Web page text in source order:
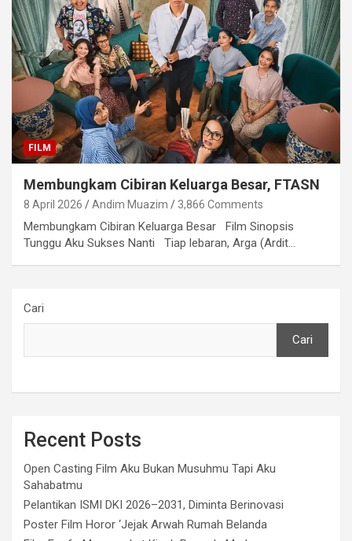
FILM
Membungkam Cibiran Keluarga Besar, FTASN
8 April 2026 Andim Muazim 3,866 Comments
Membungkam Cibiran Keluarga Besar Film Sinopsis
Tunggu Aku Sukses Nanti Tiap lebaran, Arga (Ardit…
Cari
Cari
Recent Posts
Open Casting Film Aku Bukan Musuhmu Tapi Aku
Sahabatmu
Pelantikan ISMI DKI 2026–2031, Diminta Berinovasi
Poster Film Horor ‘Jejak Arwah Rumah Belanda